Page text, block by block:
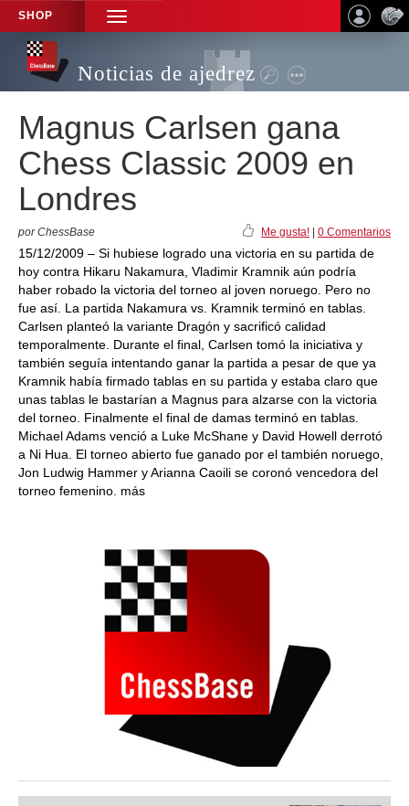
SHOP
TOGGLE
NAVIGATION
Noticias de ajedrez
Magnus Carlsen gana
Chess Classic 2009 en
Londres
por ChessBase Me gusta! 0 Comentarios
15/12/2009 – Si hubiese logrado una victoria en su partida de
hoy contra Hikaru Nakamura, Vladimir Kramnik aún podría
haber robado la victoria del torneo al joven noruego. Pero no
fue así. La partida Nakamura vs. Kramnik terminó en tablas.
Carlsen planteó la variante Dragón y sacrificó calidad
temporalmente. Durante el final, Carlsen tomó la iniciativa y
también seguía intentando ganar la partida a pesar de que ya
Kramnik había firmado tablas en su partida y estaba claro que
unas tablas le bastarían a Magnus para alzarse con la victoria
del torneo. Finalmente el final de damas terminó en tablas.
Michael Adams venció a Luke McShane y David Howell derrotó
a Ni Hua. El torneo abierto fue ganado por el también noruego,
Jon Ludwig Hammer y Arianna Caoili se coronó vencedora del
torneo femenino. más